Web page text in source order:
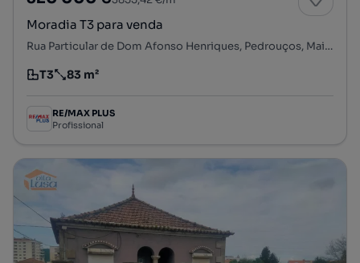
Moradia T3 para venda
Rua Particular de Dom Afonso Henriques, Pedrouços, Maia, Porto
Tipologia
T3
Preço por metro quadrado
83 m²
RE/MAX PLUS
Profissional